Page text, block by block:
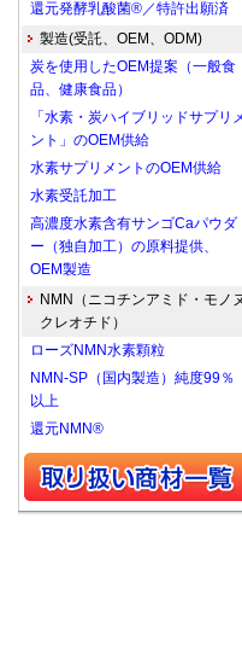
還元発酵乳酸菌®／特許出願済
製造(受託、OEM、ODM)
炭を使用したOEM提案（一般食
品、健康食品）
「水素・炭ハイブリッドサプリ
ント」のOEM供給
水素サプリメントのOEM供給
水素受託加工
高濃度水素含有サンゴCaパウダ
ー（独自加工）の原料提供、
OEM製造
NMN（ニコチンアミド・モノ
クレオチド）
ローズNMN水素顆粒
NMN-SP（国内製造）純度99％
以上
還元NMN®